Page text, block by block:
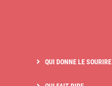
QUI DONNE LE SOURIRE